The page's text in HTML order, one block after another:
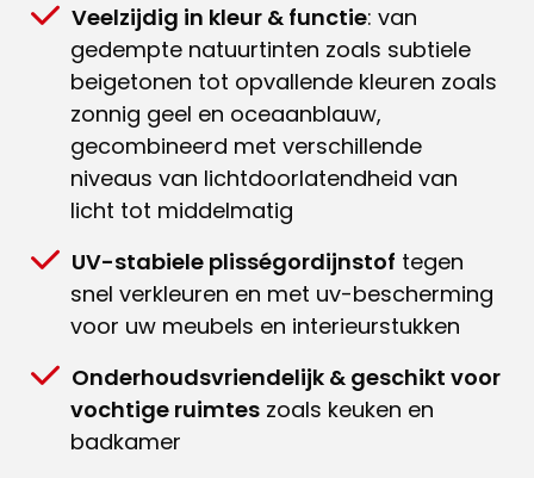
Veelzijdig in kleur & functie: van
gedempte natuurtinten zoals subtiele
beigetonen tot opvallende kleuren zoals
zonnig geel en oceaanblauw,
gecombineerd met verschillende
niveaus van lichtdoorlatendheid van
licht tot middelmatig
UV-stabiele plisségordijnstof tegen
snel verkleuren en met uv-bescherming
voor uw meubels en interieurstukken
Onderhoudsvriendelijk & geschikt voor
vochtige ruimtes zoals keuken en
badkamer